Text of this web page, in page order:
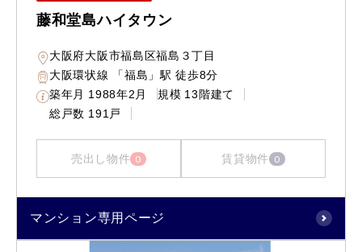
藤和堂島ハイタウン
大阪府大阪市福島区福島３丁目
大阪環状線 「福島」駅 徒歩8分
築年月 1988年2月 規模 13階建て
総戸数 191戸
売出し物件 0 賃貸物件 0
マンション専用ページ